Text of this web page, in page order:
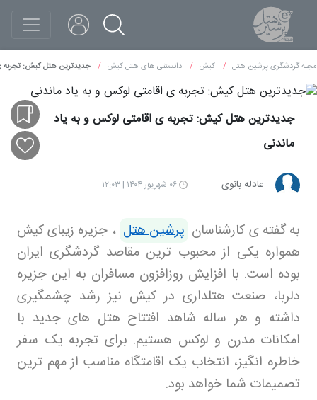
مجله گردشگری پرشین هتل کیش دانستنی های هتل کیش جدیدترین هتل کیش: تجربه‌
جدیدترین هتل کیش: تجربه‌ ی اقامتی لوکس و به یاد
ماندنی
عادله بانوی ۰۶ شهریور ۱۴۰۴ | ۱۲:۰۳
به گفته ی کارشناسان پرشین هتل ، جزیره زیبای کیش
همواره یکی از محبوب‌ ترین مقاصد گردشگری ایران
بوده است. با افزایش روزافزون مسافران به این جزیره
دلربا، صنعت هتلداری در کیش نیز رشد چشمگیری
داشته و هر ساله شاهد افتتاح هتل‌ های جدید با
امکانات مدرن و لوکس هستیم. برای تجربه یک سفر
خاطره‌ انگیز، انتخاب یک اقامتگاه مناسب از مهم‌ ترین
تصمیمات شما خواهد بود.